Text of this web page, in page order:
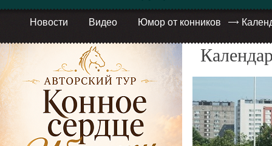
Новости Видео Юмор от конников